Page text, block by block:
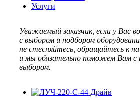
Услуги
Уважаемый заказчик, если у Вас
с выбором и подбором
не стесняйтесь, обращайтесь к
и мы обязательно поможем Вам с
выбором.